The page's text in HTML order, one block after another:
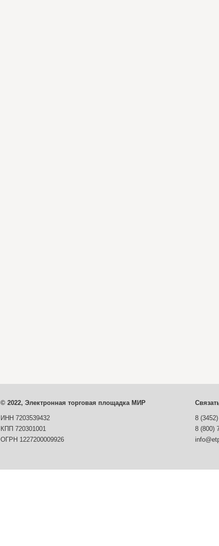
© 2022, Электронная торговая площадка МИР
ИНН 7203539432
8
КПП 720301001
8 (800)
ОГРН 1227200009926